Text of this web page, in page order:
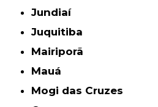
Jundiaí
Juquitiba
Mairiporã
Mauá
Mogi das Cruzes